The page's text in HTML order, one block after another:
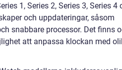
1, Series 2, Series 3, Series 4
och uppdateringar, såsom
snabbare processor. Det finns
att anpassa klockan med